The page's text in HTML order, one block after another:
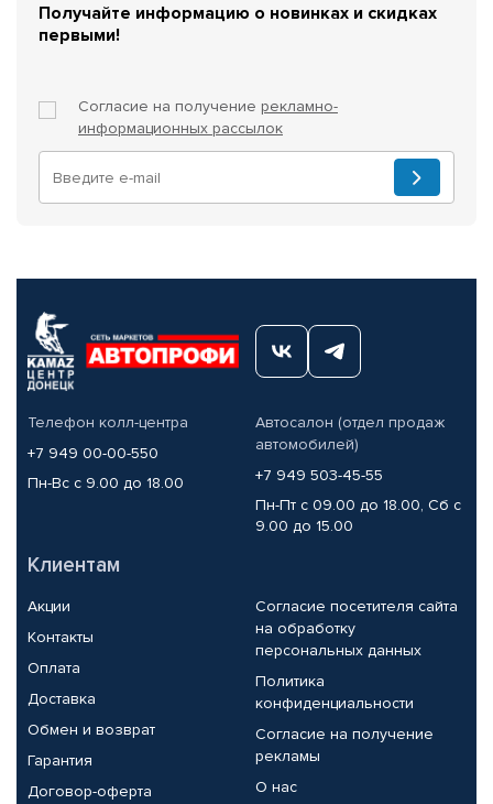
Получайте информацию о новинках и скидках
первыми!
Согласие на получение рекламно-
информационных рассылок
Телефон колл-центра
+7 949 00-00-550
Пн-Вс с 9.00 до 18.00
Автосалон (отдел продаж
автомобилей)
+7 949 503-45-55
Пн-Пт с 09.00 до 18.00, Сб с
9.00 до 15.00
Клиентам
Акции
Контакты
Оплата
Доставка
Обмен и возврат
Гарантия
Договор-оферта
Согласие посетителя сайта
на обработку
персональных данных
Политика
конфиденциальности
Согласие на получение
рекламы
О нас